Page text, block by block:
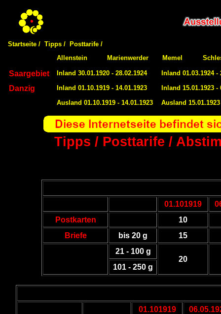
Startseite / Tipps /
Posttarife /
Allenstein
Marienwerder Memel
Saargebiet Inland 30.01.1920 - 28.02.1924 Inland 01.03.1924 -
Danzig Inland 01.10.1919 - 14.01.1923
Inland 15.01.1923 -
Ausland 01.10.1919 - 14.01.1923
Ausland
Tipps / Posttarife /
01.101919
Postkarten
10
Briefe
bis 20 g
15
21 - 100 g
20
101 - 250 g
01.101919